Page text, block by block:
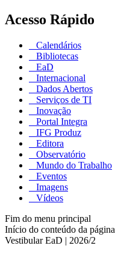
Acesso Rápido
Calendários
Bibliotecas
EaD
Internacional
Dados Abertos
Serviços de TI
Inovação
Portal Integra
IFG Produz
Editora
Observatório
Mundo do Trabalho
Eventos
Imagens
Vídeos
Fim do menu principal
Início do conteúdo da página
Vestibular EaD | 2026/2